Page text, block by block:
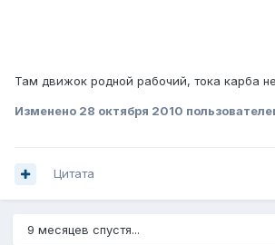
Там движок родной рабочий, тока карба
Изменено 28 октября 2010
Цитата
9 месяцев спустя...